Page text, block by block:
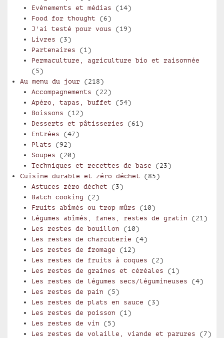
Evènements et médias (14)
Food for thought (6)
J'ai testé pour vous (19)
Livres (3)
Partenaires (1)
Permaculture, agriculture bio et raisonnée
(5)
Au menu du jour (218)
Accompagnements (22)
Apéro, tapas, buffet (54)
Boissons (12)
Desserts et pâtisseries (61)
Entrées (47)
Plats (92)
Soupes (20)
Techniques et recettes de base (23)
Cuisine durable et zéro déchet (85)
Astuces zéro déchet (3)
Batch cooking (2)
Fruits abîmés ou trop mûrs (10)
Légumes abîmés, fanes, restes de gratin (21)
Les restes de bouillon (10)
Les restes de charcuterie (4)
Les restes de fromage (12)
Les restes de fruits à coques (2)
Les restes de graines et céréales (1)
Les restes de légumes secs/légumineuses (4)
Les restes de pain (5)
Les restes de plats en sauce (3)
Les restes de poisson (1)
Les restes de vin (5)
Les restes de volaille, viande et parures (7)